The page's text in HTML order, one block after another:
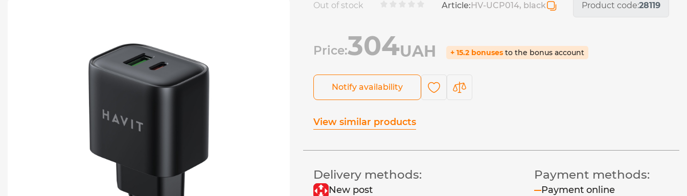
Out of stock Article:HV-UCP014, black Product code:28119
Price:304UAH + 15.2 bonuses to the bonus account
Notify availability
View similar products
Delivery methods:
New post
Payment methods:
Payment online